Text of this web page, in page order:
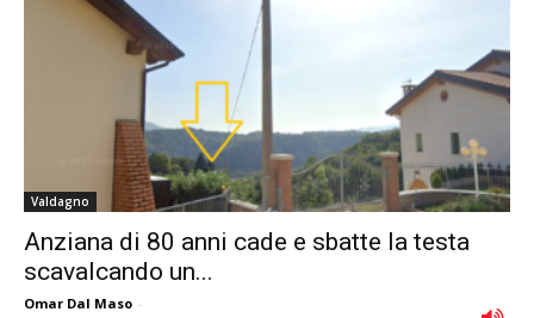
Valdagno
Anziana di 80 anni cade e sbatte la testa
scavalcando un...
Omar Dal Maso -